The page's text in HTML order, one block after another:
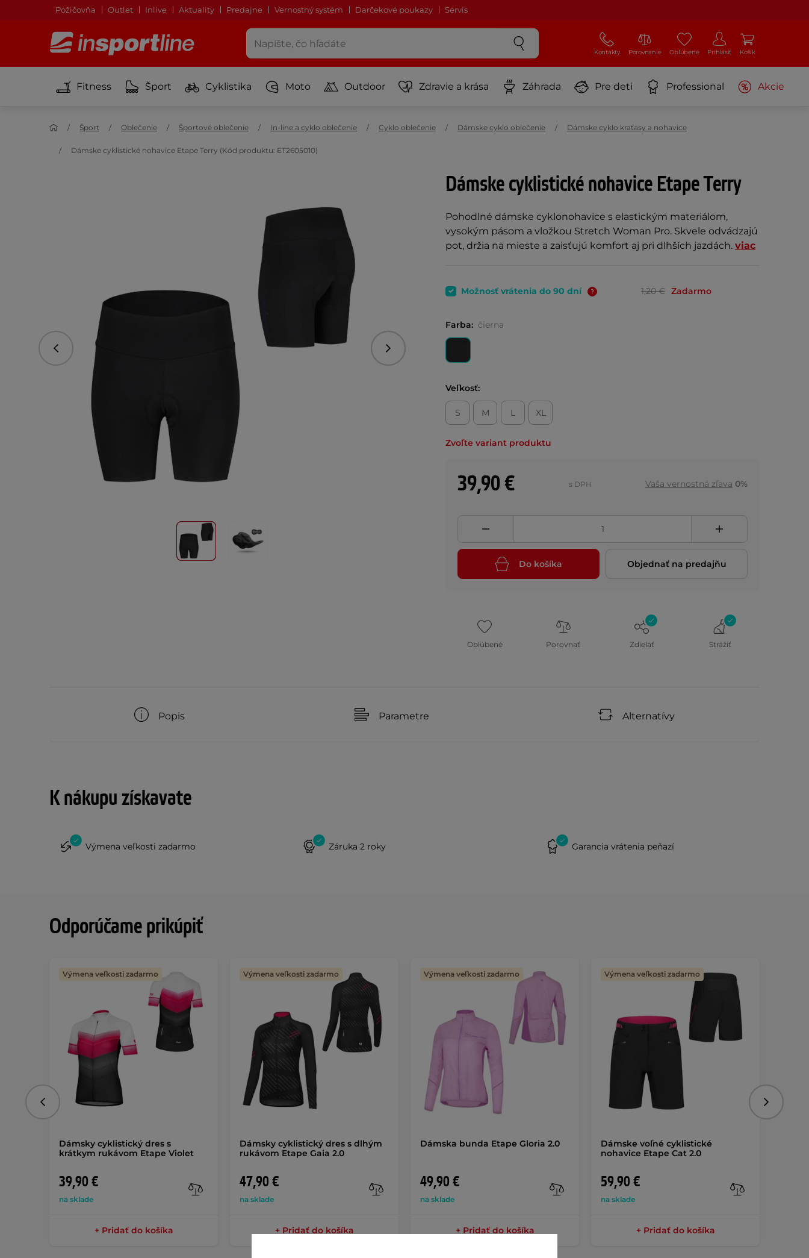
Požičovňa Outlet Inlive Aktuality Predajne Vernostný systém Darčekové poukazy Servis
Kontakty Porovnanie Obľúbené Prihlásiť Košík
Fitness Šport Cyklistika Moto Outdoor Zdravie a krása Záhrada Pre deti Professional Akcie
Šport Oblečenie Športové oblečenie In-line a cyklo oblečenie Cyklo oblečenie Dámske cyklo oblečenie Dámske cyklo kraťasy a nohavice
Dámske cyklistické nohavice Etape Terry (Kód produktu: ET2605010)
Dámske cyklistické nohavice Etape Terry
Pohodlné dámske cyklonohavice s elastickým materiálom,
vysokým pásom a vložkou Stretch Woman Pro. Skvele odvádzajú
pot, držia na mieste a zaisťujú komfort aj pri dlhších jazdách. viac
Predchádzajúce Nasledujúce
Možnosť vrátenia do 90 dní 1,20 € Zadarmo
Farba: čierna
Veľkosť:
S M L XL
Zvoľte variant produktu
39,90 € s DPH Vaša vernostná zľava 0%
Do košíka Objednať na predajňu
Obľúbené Porovnať Zdielať Strážiť
Popis Parametre Alternatívy
K nákupu získavate
Výmena veľkosti zadarmo Záruka 2 roky Garancia vrátenia peňazí
Odporúčame prikúpiť
Dámsky cyklistický dres s
krátkym rukávom Etape Violet
39,90 €
na sklade
Výmena veľkosti zadarmo
+ Pridať do košíka
Dámsky cyklistický dres s dlhým
rukávom Etape Gaia 2.0
47,90 €
na sklade
Výmena veľkosti zadarmo
+ Pridať do košíka
Dámska bunda Etape Gloria 2.0
49,90 €
na sklade
Výmena veľkosti zadarmo
+ Pridať do košíka
Dámske voľné cyklistické
nohavice Etape Cat 2.0
59,90 €
na sklade
Výmena veľkosti zadarmo
+ Pridať do košíka
Predchádzajúce